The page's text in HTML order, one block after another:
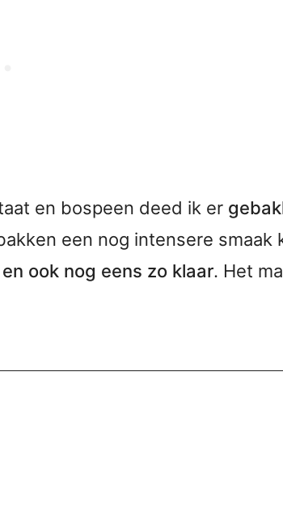
en bospeen deed ik er
een nog intensere smaak
ook nog eens zo klaar. Het